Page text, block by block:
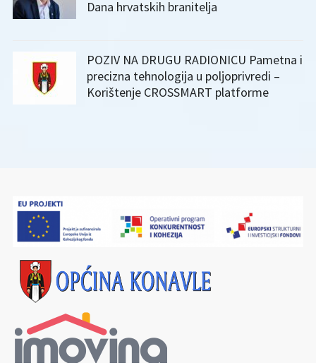
Dana hrvatskih branitelja
POZIV NA DRUGU RADIONICU Pametna i
precizna tehnologija u poljoprivredi –
Korištenje CROSSMART platforme